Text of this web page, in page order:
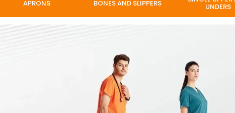
APRONS BONES AND SLIPPERS UNDERS